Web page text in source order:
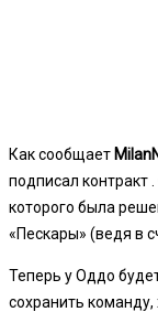
Как сообщает
подписал контракт
которого была
«Пескары» (ведя в
Теперь у Оддо
сохранить